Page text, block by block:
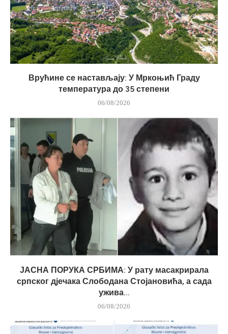
Врућине се настављају: У Мркоњић Граду
температура до 35 степени
06/08/2026
ЈАСНА ПОРУКА СРБИМА: У рату масакрирала
српског дјечака Слободана Стојановића, а сада
ужива...
06/08/2026